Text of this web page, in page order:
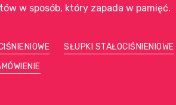
w sposób, który zapada w pamięć.
SŁUPKI STAŁOCIŚNIENIOWE